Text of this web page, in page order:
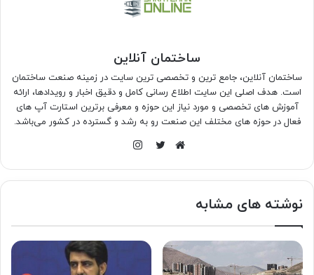
ساختمان آنلاین
ساختمان آنلاین، جامع ترین و تخصصی ترین سایت در زمینه صنعت ساختمان
است. هدف اصلی این سایت اطلاع رسانی کامل و دقیق اخبار و رویدادها، ارائه
آموزش های تخصصی و مورد نیاز این حوزه و معرفی برترین استارت آپ های
فعال در حوزه های مختلف این صنعت رو به رشد و گسترده در کشور می‌باشد.
نوشته های مشابه